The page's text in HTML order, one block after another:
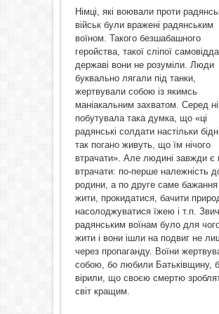
Німці, які воювали проти
військ були вражені радянським
воїном. Такого безшабашного
геройства, такої сліпої
державі вони не розуміли. Люди
буквально лягали під танки,
жертвували собою із якимсь
маніакальним захватом. Серед
побутувала така думка, що «ці
радянські солдати настільки
так погано живуть, що їм нічого
втрачати». Але людині завжди є
втрачати: по-перше належність
родини, а по друге саме бажання
жити, прокидатися, бачити
насолоджуватися їжею і т.п.
радянським воїнам було для
жити і вони ішли на подвиг не
через пропаганду. Воїни
собою, бо любили Батьківщину,
вірили, що своєю смертю
світ кращим.